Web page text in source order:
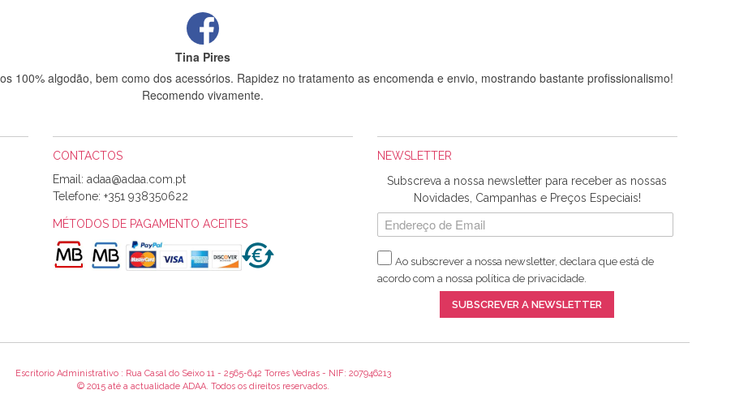
Tina Pires
100% algodão, bem como dos acessórios. Rapidez no tratamento as encomenda e envio, mostrando bastante profissionalismo!
Recomendo vivamente.
Sílvia Maria Bernardino Mestre
Informo que recebi hoje a encomenda, gostei muito dos tecidos.
Rosa Medeiros
bem acondicionados. Estou plenamente satisfeita com os produtos adquiridos. Relativamente à bolsa, tem um tecido com um
Futuramente penso voltar a comprar na vossa loja, têm excelentes artigos a um preço muito justo. A expedição da
Alexandra Morais
CONTACTOS
Email:
Telefone: +351 938350622
MÉTODOS DE PAGAMENTO ACEITES
NEWSLETTER
Subscreva a nossa newsletter para receber as nossas
Novidades, Campanhas e Preços Especiais!
Ao subscrever a nossa newsletter, declara que está de
acordo com a nossa política de privacidade.
SUBSCREVER A NEWSLETTER
Escritorio Administrativo : Rua Casal do Seixo 11 - 2565-642 Torres Vedras - NIF: 207946213
© 2015 até a actualidade ADAA. Todos os direitos reservados.